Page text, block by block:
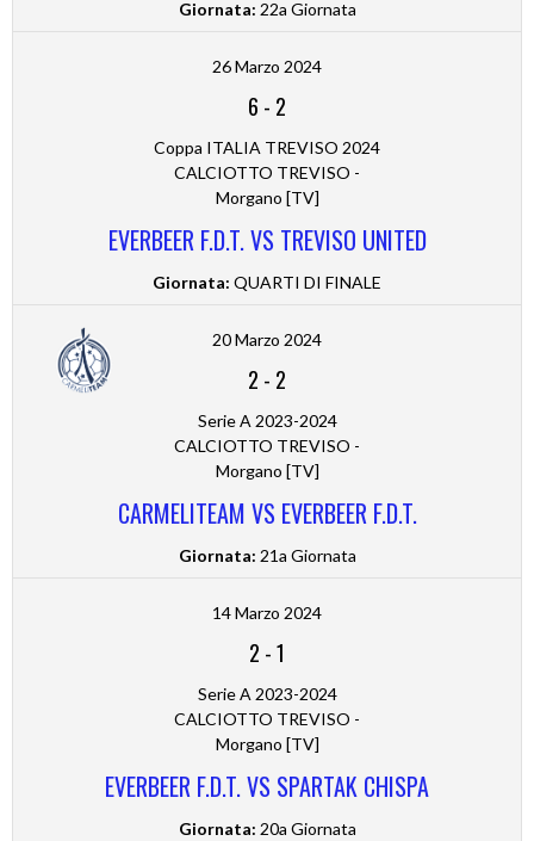
Giornata: 22a Giornata
26 Marzo 2024
6 - 2
Coppa ITALIA TREVISO 2024
CALCIOTTO TREVISO -
Morgano [TV]
EVERBEER F.D.T. VS TREVISO UNITED
Giornata: QUARTI DI FINALE
20 Marzo 2024
2 - 2
Serie A 2023-2024
CALCIOTTO TREVISO -
Morgano [TV]
CARMELITEAM VS EVERBEER F.D.T.
Giornata: 21a Giornata
14 Marzo 2024
2 -1
Serie A 2023-2024
CALCIOTTO TREVISO -
Morgano [TV]
EVERBEER F.D.T. VS SPARTAK CHISPA
Giornata: 20a Giornata